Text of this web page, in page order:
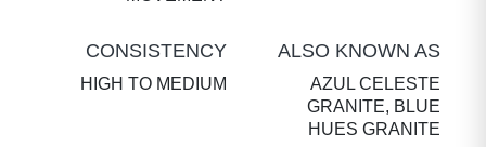
ALSO KNOWN AS
AZUL CELESTE
GRANITE, BLUE
HUES GRANITE
CONSISTENCY
HIGH TO MEDIUM